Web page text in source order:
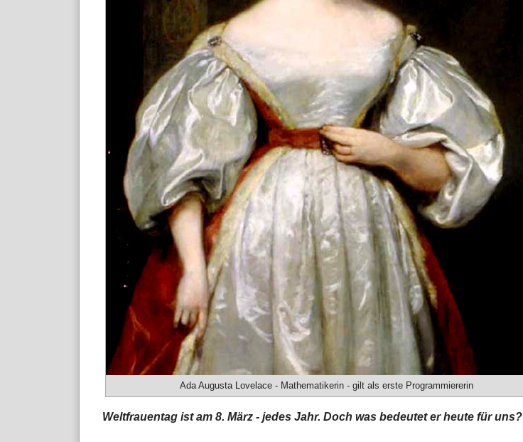
Ada Augusta Lovelace - Mathematikerin - gilt als erste Programmiererin
Weltfrauentag ist am 8. März - jedes Jahr. Doch was bedeutet er heute für uns?